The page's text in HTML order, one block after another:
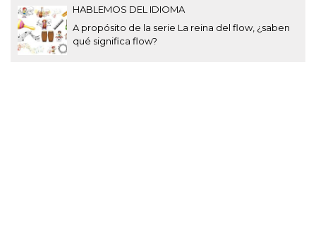
HABLEMOS DEL IDIOMA
A propósito de la serie La reina del flow, ¿saben
qué significa flow?